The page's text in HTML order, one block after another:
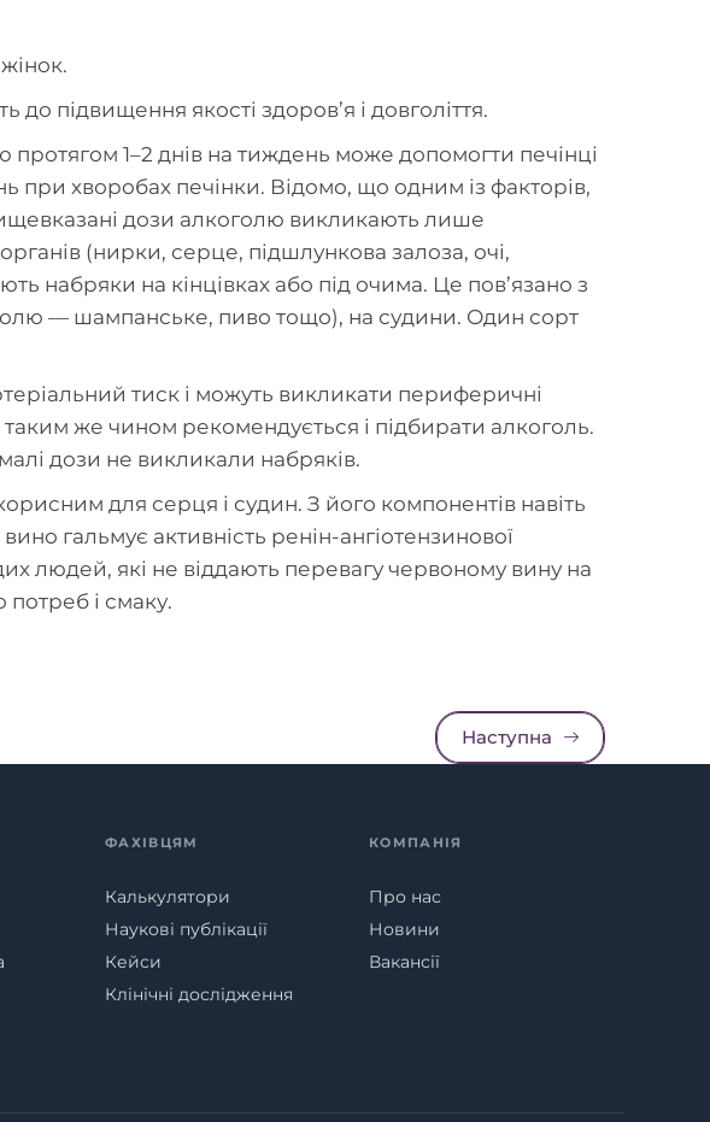
підвищення якості здоров’я і довголіття.
1–2 днів на тиждень може допомогти печінці
при хворобах печінки. Відомо, що одним із факторів,
дози алкоголю викликають лише
(нирки, серце, підшлункова залоза, очі,
набряки на кінцівках або під очима. Це пов’язано з
— шампанське, пиво тощо), на судини. Один сорт
тиск і можуть викликати периферичні
же чином рекомендується і підбирати алкоголь.
дози не викликали набряків.
для серця і судин. З його компонентів навіть
гальмує активність ренін-ангіотензинової
людей, які не віддають перевагу червоному вину на
і смаку.
Наступна
ФАХІВЦЯМ
Калькулятори
Наукові публікації
Кейси
Клінічні дослідження
КОМПАНІЯ
Про нас
Новини
Вакансії